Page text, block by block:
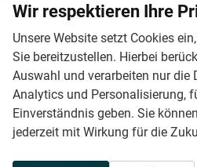
Helsingørsgade 57
DK-3400 Hillerød
Phone: 0045 4879 6228
Fax: 0045 4879 6226
E-mail: info@roeschke-
Bürostunden
Montag bis Donnerstag
Wir respektieren Ihre
Unsere Website setzt Cookies
Sie bereitzustellen. Hierbei
Auswahl und verarbeiten nur die
Analytics und Personalisierung,
Einverständnis geben. Sie
jederzeit mit Wirkung für die